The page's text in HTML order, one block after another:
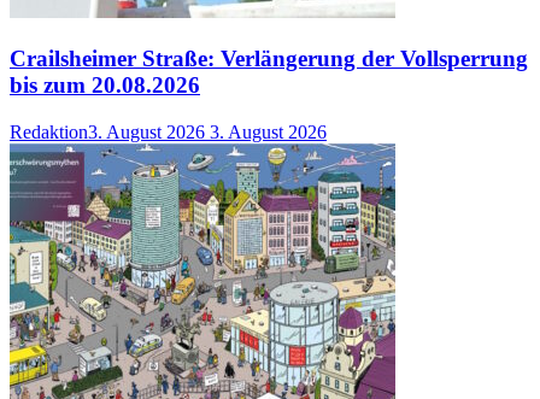
Crailsheimer Straße: Verlängerung der Vollsperrung
bis zum 20.08.2026
Redaktion3. August 2026 3. August 2026